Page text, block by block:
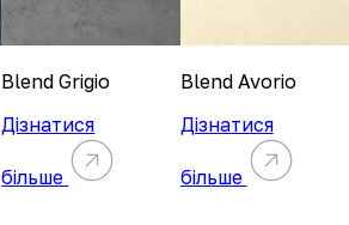
Blend Grigio
Дізнатися
більше
Blend Avorio
Дізнатися
більше